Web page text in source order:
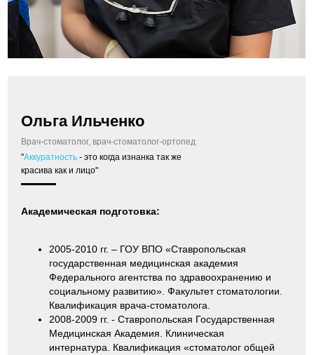
Врач-стоматолог, врач-стоматолог-ортопед
Ольга Ильченко
Академическая подготовка:
2005-2010 гг. – ГОУ ВПО «Ставропольская
государственная медицинская академия
Федерального агентства по здравоохранению и
социальному развитию». Факультет стоматологии.
Квалификация врача-стоматолога.
2008-2009 гг. - Ставропольская Государственная
Медицинская Академия. Клиническая
интернатура. Квалификация «стоматолог общей
"Аккуратность - это когда изнанка так же
красива как и лицо"